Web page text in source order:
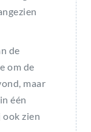
de
om de
maar
één
zien